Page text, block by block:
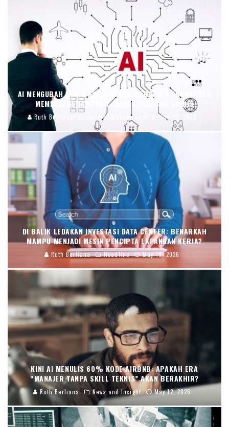
AI MENGUBAH DUNIA AKUISISI DAN MERGER: PERUSAHAAN
MEMBELI KEMAMPUAN, BUKAN SEKADAR BISNIS
Ruth Berliana General Management Jun 23, 2026
DI BALIK LEDAKAN INVESTASI DATA CENTER: BENARKAH
MAMPU MENJADI MESIN PENCIPTA LAPANGAN KERJA?
Ruth Berliana Headline May 18, 2026
KINI AI MENULIS 60% KODE AIRBNB: APAKAH ERA
“MANAJER TANPA SKILL TEKNIS” AKAN BERAKHIR?
Ruth Berliana News and Insight May 12, 2026